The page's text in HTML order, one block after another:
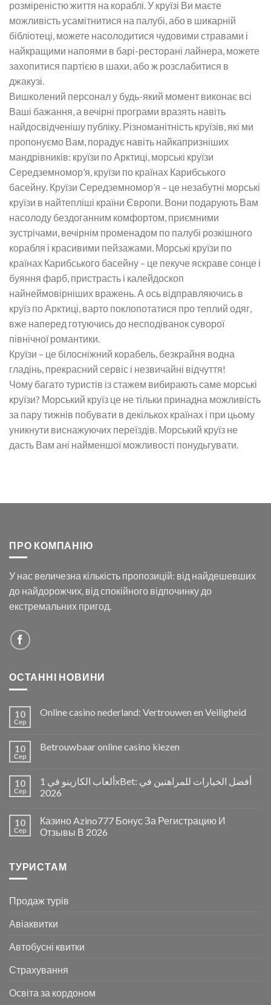
розміреністю життя на кораблі. У круїзі Ви маєте
можливість усамітнитися на палубі, або в шикарній
бібліотеці, можете насолодитися чудовими стравами і
найкращими напоями в барі-ресторані лайнера, можете
захопитися партією в шахи, або ж розслабитися в
джакузі.
Вишколений персонал у будь-який момент виконає всі
Ваші бажання, а вечірні програми вразять навіть
найдосвідченішу публіку. Різноманітність круїзів, які ми
пропонуємо Вам, порадує навіть найкапризніших
мандрівників: круїзи по Арктиці, морські круїзи
Середземномор’я, круїзи по країнах Карибського
басейну. Круїзи Середземномор’я – це незабутні морські
круїзи в найтепліші країни Європи. Вони подарують Вам
насолоду бездоганним комфортом, приємними
зустрічами, вечірнім променадом по палубі розкішного
корабля і красивими пейзажами. Морські круїзи по
країнах Карибського басейну – це пекуче яскраве сонце і
буяння фарб, пристрасть і калейдоскоп
найнеймовірніших вражень. А ось відправляючись в
круїз по Арктиці, варто поклопотатися про теплий одяг,
вже наперед готуючись до несподіванок суворої
північної романтики.
Круїзи – це білосніжний корабель, безкрайня водна
гладінь, прекрасний сервіс і незвичайні відчуття!
Чому багато туристів із стажем вибирають саме морські
круїзи? Морський круїз це не тільки принадна можливість
за пару тижнів побувати в декількох країнах і при цьому
уникнути виснажуючих переїздів. Морський круїз не
дасть Вам ані найменшої можливості понудьгувати.
ПРО КОМПАНІЮ
У нас величезна кількість пропозицій: від найдешевших
до найдорожчих, від спокійного відпочинку до
екстремальних пригод.
ОСТАННІ НОВИНИ
10
Сер
Online casino nederland: Vertrouwen en Veiligheid
10
Сер
Betrouwbaar online casino kiezen
10
Сер
ألعاب الكازينو في 1xBet: أفضل الخيارات للمراهنين في
2026
10
Сер
Казино Azino777 Бонус За Регистрацию И
Отзывы В 2026
ТУРИСТАМ
Продаж турів
Авіаквитки
Автобусні квитки
Страхування
Освіта за кордоном